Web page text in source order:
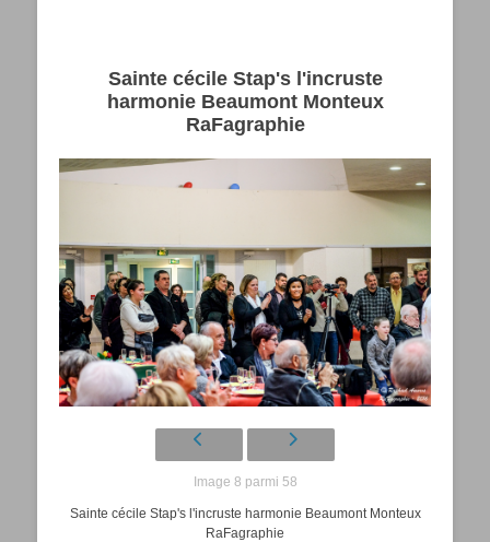
Sainte cécile Stap's l'incruste
harmonie Beaumont Monteux
RaFagraphie
Image 8 parmi 58
Sainte cécile Stap's l'incruste harmonie Beaumont Monteux
RaFagraphie